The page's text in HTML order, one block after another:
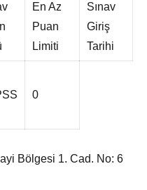
En Az
Puan
Limiti
Sınav
Giriş
Tarihi
0
Bölgesi 1. Cad. No: 6